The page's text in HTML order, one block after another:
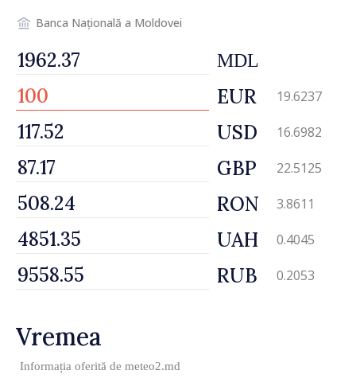
Banca Națională a Moldovei
MDL
EUR 19.6237
USD 16.6982
GBP 22.5125
RON 3.8611
UAH 0.4045
RUB 0.2053
Vremea
Informația oferită de meteo2.md